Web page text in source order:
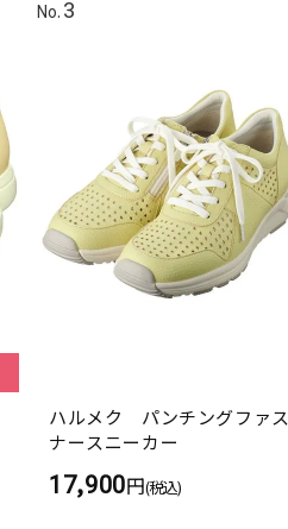
ハルメク パンチングファス
ナースニーカー
17,900円(税込)